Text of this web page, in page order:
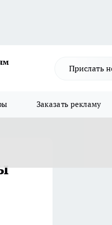
Прислать
Заказать рекламу